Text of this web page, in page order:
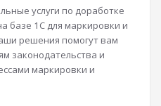
услуги по доработке
базе 1С для маркировки и
решения помогут вам
законодательства и
маркировки и